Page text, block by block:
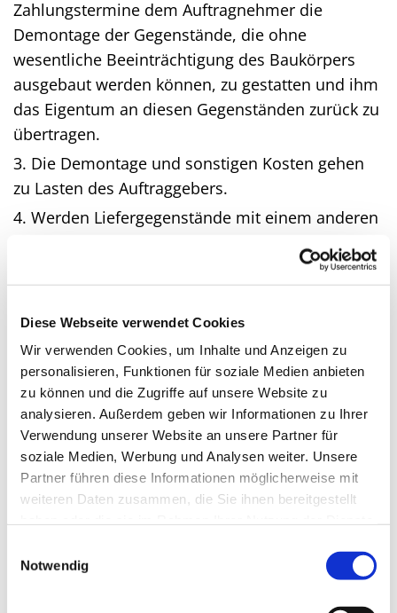
Diese Webseite verwendet Cookies
Wir verwenden Cookies, um Inhalte und Anzeigen zu
personalisieren, Funktionen für soziale Medien anbieten
zu können und die Zugriffe auf unsere Website zu
analysieren. Außerdem geben wir Informationen zu Ihrer
Verwendung unserer Website an unsere Partner für
soziale Medien, Werbung und Analysen weiter. Unsere
Partner führen diese Informationen möglicherweise mit
weiteren Daten zusammen, die Sie ihnen bereitgestellt
Notwendig
Zahlungstermine dem Auftragnehmer die
Demontage der Gegenstände, die ohne
wesentliche Beeinträchtigung des Baukörpers
ausgebaut werden können, zu gestatten und ihm
das Eigentum an diesen Gegenständen zurück zu
übertragen.
3. Die Demontage und sonstigen Kosten gehen
zu Lasten des Auftraggebers.
4. Werden Liefergegenstände mit einem anderen
Gegenstand fest verbunden, so überträgt der
Auftraggeber, falls hierdurch Forderungen oder
Miteigentumsrecht an dem neuen Gegenstand in
Höhe der Forderung des Auftragnehmers
entstanden ist, dies an den Auftragnehmer.
VII. Abnahme und Gefahrenübergang
1. Der Auftragnehmer trägt die Gefahr bis zur
Abnahme des Auftrags / Bauprojekts.
2. Wird der Auftrag mit den bereits ausgeführten
höhere Gewalt oder andere objektiv
unabwendbare, vom Auftragnehmer nicht zu
vertretende Umstände beschädigt oder zerstört,